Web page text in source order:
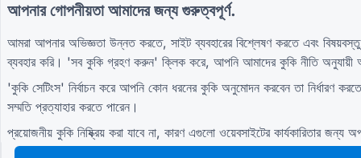
আপনার গোপনীয়তা আমাদের জন্য গুরুত্বপূর্ণ.
আমরা আপনার অভিজ্ঞতা উন্নত করতে, সাইট ব্যবহারের বিশ্লেষণ করতে এবং
ব্যবহার করি। 'সব কুকি গ্রহণ করুন' ক্লিক করে, আপনি আমাদের কুকি নীতিঅনুযায়ী
'কুকি সেটিংস' নির্বাচন করে আপনি কোন ধরনের কুকি অনুমোদন করবেন তা নির্ধারণ
সম্মতি প্রত্যাহার করতে পারেন।
প্রয়োজনীয় কুকি নিষ্ক্রিয় করা যাবে না, কারণ এগুলো ওয়েবসাইটের কার্যকারিতার জন্য